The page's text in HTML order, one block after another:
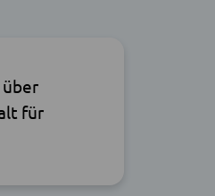
für